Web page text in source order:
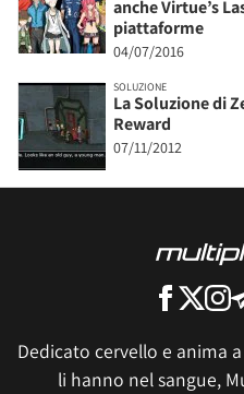
anche Virtue’s
piattaforme
04/07/2016
SOLUZIONE
La Soluzione di
Reward
07/11/2012
Dedicato cervello e anima
li hanno nel sangue,